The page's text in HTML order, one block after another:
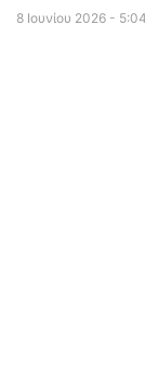
8 Ιουνίου 2026 -